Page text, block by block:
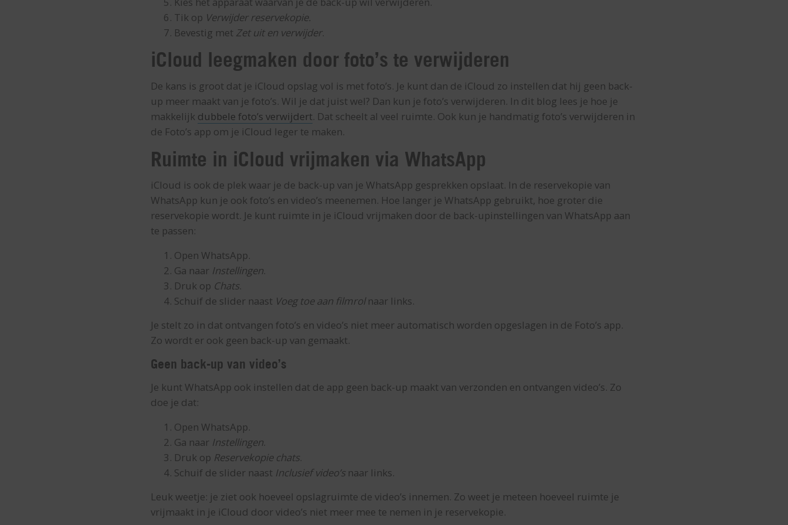
Tik op Verwijder reservekopie.
Bevestig met Zet uit en verwijder.
iCloud leegmaken door foto’s te verwijderen
De kans is groot dat je iCloud opslag vol is met foto’s. Je kunt dan de iCloud zo instellen dat hij geen back-
up meer maakt van je foto’s. Wil je dat juist wel? Dan kun je foto’s verwijderen. In dit blog lees je hoe je
makkelijk dubbele foto’s verwijdert. Dat scheelt al veel ruimte. Ook kun je handmatig foto’s verwijderen in
de Foto’s app om je iCloud leger te maken.
Ruimte in iCloud vrijmaken via WhatsApp
iCloud is ook de plek waar je de back-up van je WhatsApp gesprekken opslaat. In de reservekopie van
WhatsApp kun je ook foto’s en video’s meenemen. Hoe langer je WhatsApp gebruikt, hoe groter die
reservekopie wordt. Je kunt ruimte in je iCloud vrijmaken door de back-upinstellingen van WhatsApp aan
te passen:
Open WhatsApp.
Ga naar Instellingen.
Druk op Chats.
Schuif de slider naast Voeg toe aan filmrol naar links.
Je stelt zo in dat ontvangen foto’s en video’s niet meer automatisch worden opgeslagen in de Foto’s app.
Zo wordt er ook geen back-up van gemaakt.
Geen back-up van video’s
Je kunt WhatsApp ook instellen dat de app geen back-up maakt van verzonden en ontvangen video’s. Zo
doe je dat:
Open WhatsApp.
Ga naar Instellingen.
Druk op Reservekopie chats.
Schuif de slider naast Inclusief video’snaar links.
Leuk weetje: je ziet ook hoeveel opslagruimte de video’s innemen. Zo weet je meteen hoeveel ruimte je
vrijmaakt in je iCloud door video’s niet meer mee te nemen in je reservekopie.